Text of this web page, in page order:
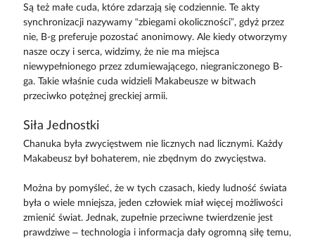
Są też małe cuda, które zdarzają się codziennie. Te akty
synchronizacji nazywamy “zbiegami okoliczności”, gdyż przez
nie, B-g preferuje pozostać anonimowy. Ale kiedy otworzymy
nasze oczy i serca, widzimy, że nie ma miejsca
niewypełnionego przez zdumiewającego, niegraniczonego B-
ga. Takie właśnie cuda widzieli Makabeusze w bitwach
przeciwko potężnej greckiej armii.
Siła Jednostki
Chanuka była zwycięstwem nie licznych nad licznymi. Każdy
Makabeusz był bohaterem, nie zbędnym do zwycięstwa.
Można by pomyśleć, że w tych czasach, kiedy ludność świata
była o wiele mniejsza, jeden człowiek miał więcej możliwości
zmienić świat. Jednak, zupełnie przeciwne twierdzenie jest
prawdziwe – technologia i informacja dały ogromną siłę temu,